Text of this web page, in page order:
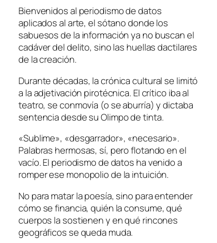
Bienvenidos al periodismo de datos
aplicados al arte, el sótano donde los
sabuesos de la información ya no buscan el
cadáver del delito, sino las huellas dactilares
de la creación.
Durante décadas, la crónica cultural se limitó
a la adjetivación pirotécnica. El crítico iba al
teatro, se conmovía (o se aburría) y dictaba
sentencia desde su Olimpo de tinta.
«Sublime», «desgarrador», «necesario».
Palabras hermosas, sí, pero flotando en el
vacío. El periodismo de datos ha venido a
romper ese monopolio de la intuición.
No para matar la poesía, sino para entender
cómo se financia, quién la consume, qué
cuerpos la sostienen y en qué rincones
geográficos se queda muda.